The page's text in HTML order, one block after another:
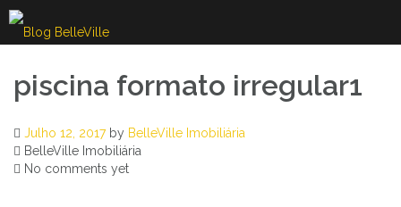
Skip
to
content
piscina formato irregular1
Julho 12, 2017by BelleVille Imobiliária
BelleVille Imobiliária
No comments yet